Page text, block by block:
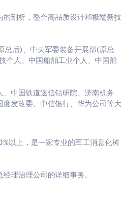
剖析，整合高品质设计和极端新技
总后)、中央军委装备开展部(原总
个人、中国船舶工业个人、中国船
中国铁道迷信钻研院、济南机务
发改委、中信银行、华为公司等大
以上，是一家专业的军工消息化树
理治理公司的详细事务。